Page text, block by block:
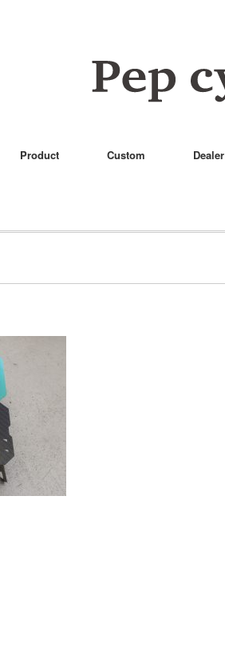
Product Custom Dealer